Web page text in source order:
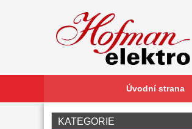
Úvodní strana
KATEGORIE